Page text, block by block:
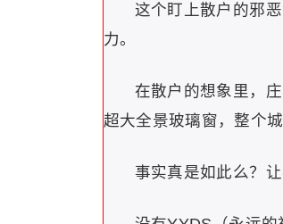
这个盯上散户的邪
力。
在散户的想象里，
超大全景玻璃窗，整个
事实真是如此么？